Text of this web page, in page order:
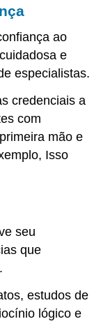
ao
e
especialistas.
credenciais a
com
mão e
Isso
seu
que
estudos de
lógico e